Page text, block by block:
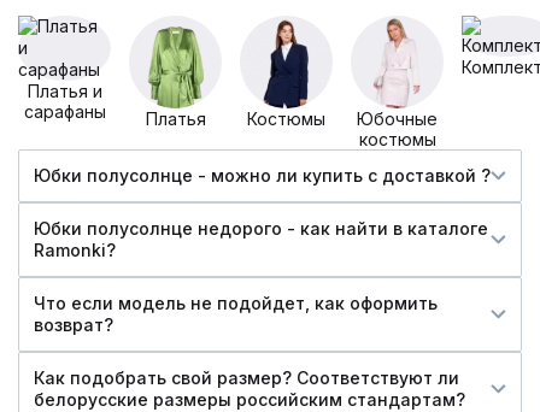
Платья и
сарафаны
Платья Костюмы
Юбочные
костюмы
Юбки полусолнце - можно ли купить c доставкой ?
Юбки полусолнце недорого - как найти в каталоге
Ramonki?
Что если модель не подойдет, как оформить
возврат?
Как подобрать свой размер? Соответствуют ли
белорусские размеры российским стандартам?